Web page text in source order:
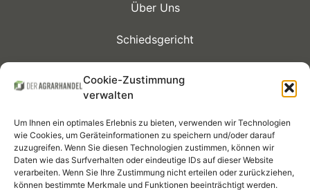
Cookie-Zustimmung
verwalten
Um Ihnen ein optimales Erlebnis zu bieten, verwenden wir Technologien
wie Cookies, um Geräteinformationen zu speichern und/oder darauf
zuzugreifen. Wenn Sie diesen Technologien zustimmen, können wir
Daten wie das Surfverhalten oder eindeutige IDs auf dieser Website
verarbeiten. Wenn Sie Ihre Zustimmung nicht erteilen oder zurückziehen,
können bestimmte Merkmale und Funktionen beeinträchtigt werden.
Über Uns
Schiedsgericht
Mitglieder
Termine
Infothek